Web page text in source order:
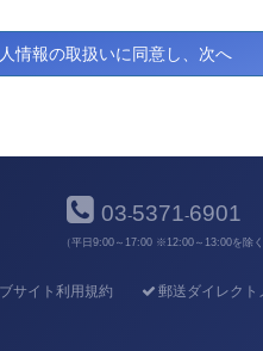
03-5371-6901
（平日9:00～17:00 ※12:00～13:00を除く
サイト利用規約 郵送ダイレクト